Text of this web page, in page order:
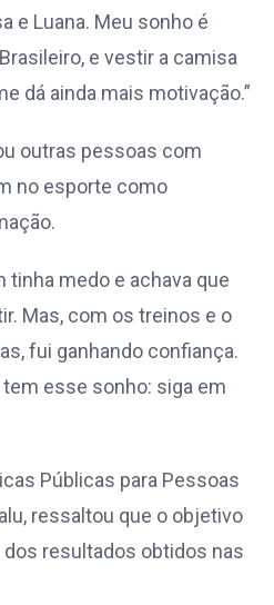
e Luana. Meu sonho é
e vestir a camisa
dá ainda mais motivação.”
outras pessoas com
no esporte como
tinha medo e achava que
Mas, com os treinos e o
fui ganhando confiança.
esse sonho: siga em
Públicas para Pessoas
ressaltou que o objetivo
resultados obtidos nas